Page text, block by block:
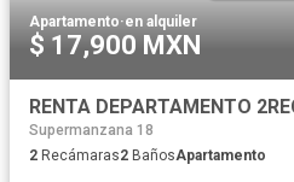
Apartamento·en alquiler
$ 17,900 MXN
Supermanzana 18
2 Recámaras2 BañosApartamento